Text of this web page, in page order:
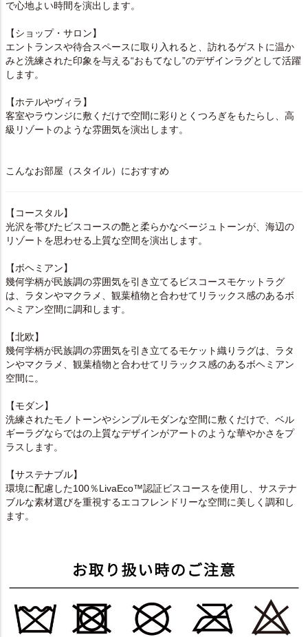
で心地よい時間を演出します。
【ショップ・サロン】
エントランスや待合スペースに取り入れると、訪れるゲストに温か
みと洗練された印象を与える“おもてなし”のデザインラグとして活躍
します。
【ホテルやヴィラ】
客室やラウンジに敷くだけで空間に彩りとくつろぎをもたらし、高
級リゾートのような雰囲気を演出します。
こんなお部屋（スタイル）におすすめ
【コースタル】
光沢を帯びたビスコースの艶と柔らかなベージュトーンが、海辺の
リゾートを思わせる上質な空間を演出します。
【ボヘミアン】
幾何学柄が民族調の雰囲気を引き立てるビスコースモケットラグ
は、ラタンやマクラメ、観葉植物と合わせてリラックス感のあるボ
ヘミアン空間に調和します。
【北欧】
幾何学柄が民族調の雰囲気を引き立てるモケット織りラグは、ラタ
ンやマクラメ、観葉植物と合わせてリラックス感のあるボヘミアン
空間に。
【モダン】
洗練されたモノトーンやシンプルモダンな空間に敷くだけで、ベル
ギーラグならではの上質なデザインがアートのような華やかさをプ
ラスします。
【サステナブル】
環境に配慮した100％LivaEco™認証ビスコースを使用し、サステナ
ブルな素材選びを重視するエコフレンドリーな空間に美しく調和し
ます。